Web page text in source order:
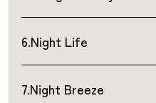
6.Night Life
7.Night Breeze